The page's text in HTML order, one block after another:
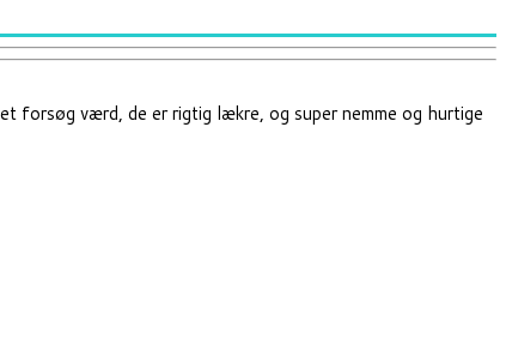
forsøg værd, de er rigtig lækre, og super nemme og hurtige